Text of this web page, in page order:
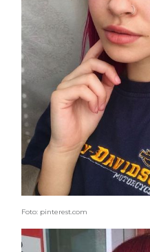
Foto: pinterest.com